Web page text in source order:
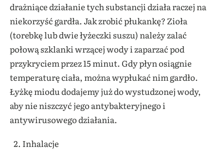
drażniące działanie tych substancji działa raczej na
niekorzyść gardła. Jak zrobić płukankę? Zioła
(torebkę lub dwie łyżeczki suszu) należy zalać
połową szklanki wrzącej wody i zaparzać pod
przykryciem przez 15 minut. Gdy płyn osiągnie
temperaturę ciała, można wypłukać nim gardło.
Łyżkę miodu dodajemy już do wystudzonej wody,
aby nie niszczyć jego antybakteryjnego i
antywirusowego działania.
Inhalacje